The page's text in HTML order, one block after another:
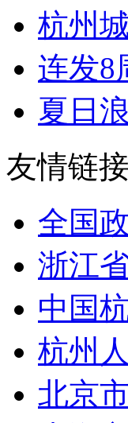
杭州
连发8
夏日
友情链接
全国
浙江
中国
杭州
北京